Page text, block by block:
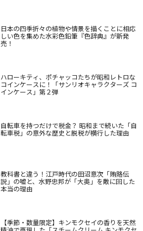
日本の四季折々の植物や情景を描くことに相応
しい色を集めた水彩色鉛筆『色辞典』が新発
売！
ハローキティ、ポチャッコたちが昭和レトロな
コインケースに！「サンリオキャラクターズ コ
インケース」第２弾
自転車を持つだけで税金？ 昭和まで続いた「自
転車税」の意外な歴史と脱税が横行した理由
教科書と違う！江戸時代の田沼意次「賄賂伝
説」の嘘と、水野忠邦が「大奥」を敵に回した
本当の理由
【季節・数量限定】キンモクセイの香りを天然